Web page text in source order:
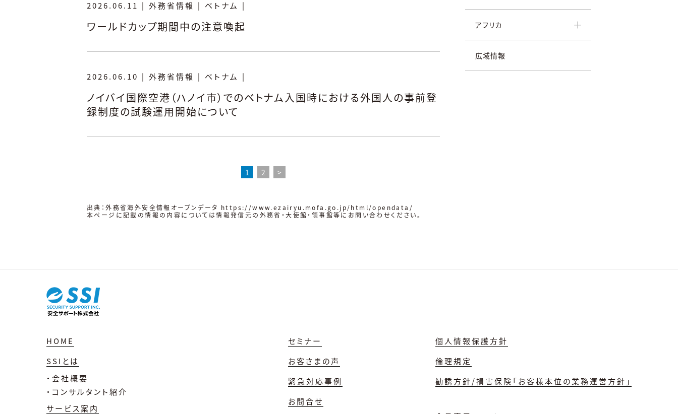
2026.06.11 | 外務省情報 | ベトナム |
ワールドカップ期間中の注意喚起
2026.06.10 | 外務省情報 | ベトナム |
ノイバイ国際空港（ハノイ市）でのベトナム入国時における外国人の事前登
録制度の試験運用開始について
1 2 >
出典：外務省海外安全情報オープンデータ https://www.ezairyu.mofa.go.jp/html/opendata/
本ページに記載の情報の内容については情報発信元の外務省・大使館・領事館等にお問い合わせください。
アフリカ
広域情報
HOME
SSIとは
・会社概要
・コンサルタント紹介
サービス案内
セミナー
お客さまの声
緊急対応事例
お問合せ
個人情報保護方針
倫理規定
勧誘方針/損害保険「お客様本位の業務運営方針」